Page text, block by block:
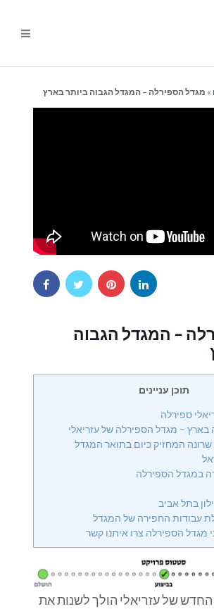
» מגדל הספירלה – המגדל הגבוה ביותר בארץ
– המגדל הגבוה
תוכן עניינים
ספירלה
בארץ – מגדל הספירלה של עזריאלי
שרונה המחזיק כיום בתואר המגדל
במגדל הספירלה
בתל אביב
עבודות החפירה של המגדל
מגדל הספירלה צרו איתנו קשר
של עזריאלי הולך לשנות את